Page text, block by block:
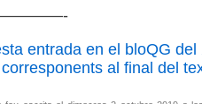
entrada en el bloQG
al final del